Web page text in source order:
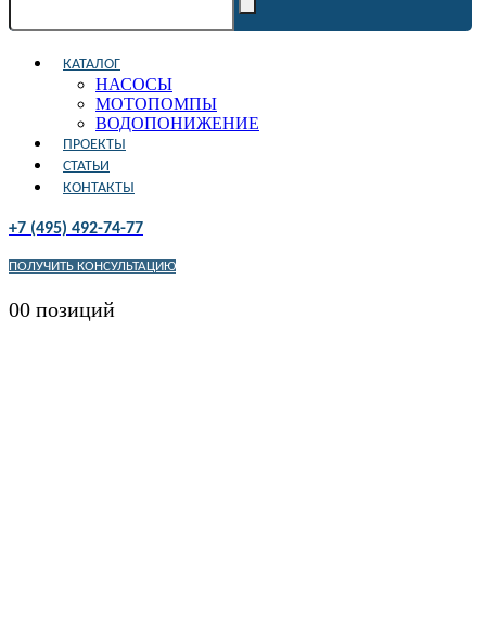
КАТАЛОГ
НАСОСЫ
МОТОПОМПЫ
ВОДОПОНИЖЕНИЕ
ПРОЕКТЫ
СТАТЬИ
КОНТАКТЫ
+7 (495) 492-74-77
ПОЛУЧИТЬ КОНСУЛЬТАЦИЮ
00 позиций